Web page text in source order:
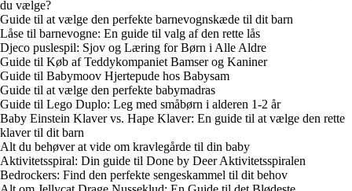
du vælge?
Guide til at vælge den perfekte barnevognskæde til dit barn
Låse til barnevogne: En guide til valg af den rette lås
Djeco puslespil: Sjov og Læring for Børn i Alle Aldre
Guide til Køb af Teddykompaniet Bamser og Kaniner
Guide til Babymoov Hjertepude hos Babysam
Guide til at vælge den perfekte babymadras
Guide til Lego Duplo: Leg med småbørn i alderen 1-2 år
Baby Einstein Klaver vs. Hape Klaver: En guide til at vælge den rette
klaver til dit barn
Alt du behøver at vide om kravlegårde til din baby
Aktivitetsspiral: Din guide til Done by Deer Aktivitetsspiralen
Bedrockers: Find den perfekte sengeskammel til dit behov